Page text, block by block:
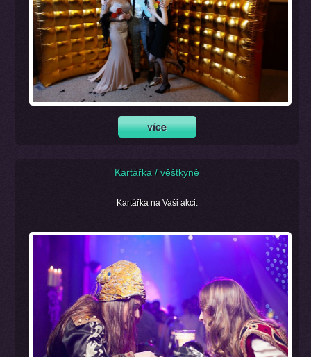
Kartářka / věštkyně
Kartářka na Vaši akci.